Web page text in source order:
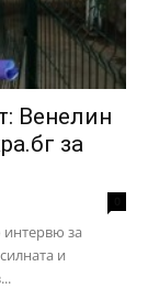
Венелин
за
интервю за
и